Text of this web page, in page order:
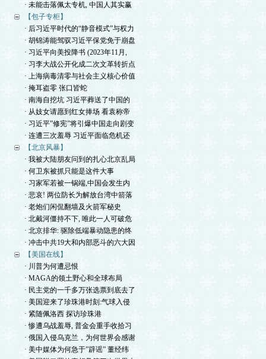
· 未能击落佩太专机, 中国人其实赢
【包子专柜】
· 后习近平时代的“静音模式”与权力
· 胡锦涛能驾驭习近平保党免于崩盘
· 习近平向美投降书 (2023年11月,
· 习李大战公开化成二次文革转折点
· 上海病毒清零与社会主义核心价值
· 掩耳盗零 张口皆蛇
· 南海自挖坑 习近平葬送了中国的
· 从妓女请愿到红女捧场 看袁称帝
· 习近平”修宪”将引爆中国走向剧变
· 连遭三次羞辱 习近平面临危机还
【北京风暴】
· 我被大陆朋友问到的扎心北京乱局
· 何卫东被抓只能是这件大事
· 习家军若被一锅端,中国会发生内
· 悲哀! 两位防长为解放台湾中箭落
· 老炮们闲侃翻墙及火箭军秘史
· 北戴河僵持不下, 唯此一人可破危
· 北京排华: 驱除低端暴动隐患的终
· 冲击中共19大和内部恶斗的六大因
【美国在线】
· 川普为何遭忌恨
· MAGA的领土野心和全球布局
· 民主党的一千多万张选票到底去了
· 美国迎来了珍珠港时刻:气球入侵
· 紧随佩洛西 探访珍珠港
· 惨遭乌战羞辱, 普金会重手收拾习
· 俄国入侵乌克兰，为何世界会感谢
· 美中媒体为何急于”辟谣” 董经纬